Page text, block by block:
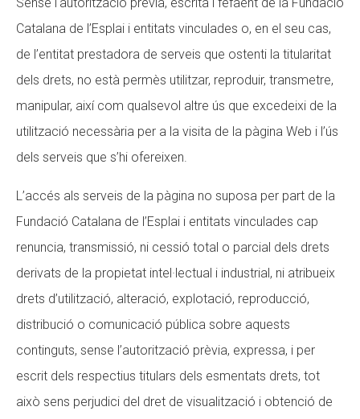
Catalana de l’Esplai i entitats vinculades o, en el seu cas,
de l’entitat prestadora de serveis que ostenti la titularitat
dels drets, no està permès utilitzar, reproduir, transmetre,
manipular, així com qualsevol altre ús que excedeixi de la
utilització necessària per a la visita de la pàgina Web i l’ús
dels serveis que s’hi ofereixen.
L’accés als serveis de la pàgina no suposa per part de la
Fundació Catalana de l’Esplai i entitats vinculades cap
renuncia, transmissió, ni cessió total o parcial dels drets
derivats de la propietat intel·lectual i industrial, ni atribueix
drets d’utilització, alteració, explotació, reproducció,
distribució o comunicació pública sobre aquests
continguts, sense l’autorització prèvia, expressa, i per
escrit dels respectius titulars dels esmentats drets, tot
això sens perjudici del dret de visualització i obtenció de